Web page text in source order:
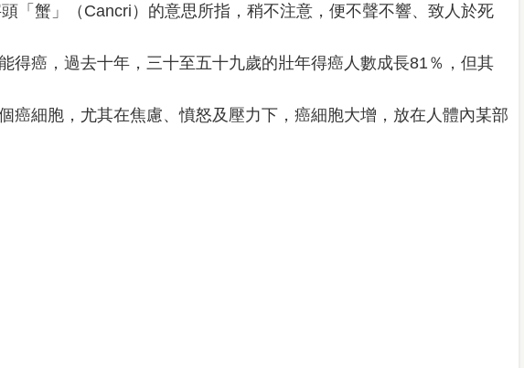
「蟹」（Cancri）的意思所指，稍不注意，便不聲不響、致人於死
得癌，過去十年，三十至五十九歲的壯年得癌人數成長81％，但其
癌細胞，尤其在焦慮、憤怒及壓力下，癌細胞大增，放在人體內某部